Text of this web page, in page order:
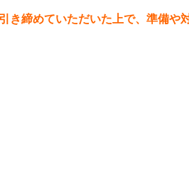
き締めていただいた上で、準備や